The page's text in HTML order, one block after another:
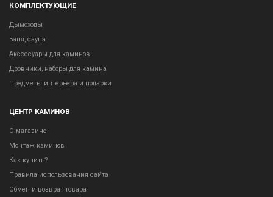
КОМПЛЕКТУЮЩИЕ
Дымоходы
Баня, сауна
Аксессуары для каминов
Дровники, наборы для камина
Предметы интерьера и подарки
ЦЕНТР КАМИНОВ
О магазине
Монтаж каминов
Как купить?
Правила использования сайта
Обмен и возврат товара